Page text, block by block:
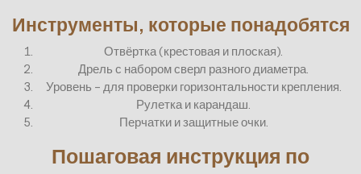
Инструменты, которые понадобятся
Отвёртка (крестовая и плоская).
Дрель с набором сверл разного диаметра.
Уровень – для проверки горизонтальности крепления.
Рулетка и карандаш.
Перчатки и защитные очки.
Пошаговая инструкция по